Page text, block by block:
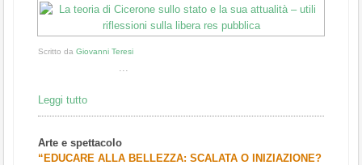
Scritto da Giovanni Teresi
...
Leggi tutto
Arte e spettacolo
“EDUCARE ALLA BELLEZZA: SCALATA O INIZIAZIONE?